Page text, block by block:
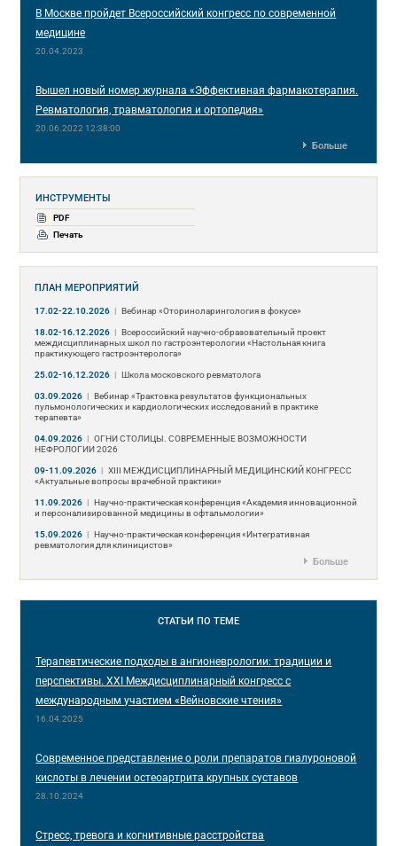
В Москве пройдет Всероссийский конгресс по современной
медицине
20.04.2023
Вышел новый номер журнала «Эффективная фармакотерапия.
Ревматология, травматология и ортопедия»
20.06.2022 12:38:00
Больше
ИНСТРУМЕНТЫ
PDF
Печать
ПЛАН МЕРОПРИЯТИЙ
17.02-22.10.2026 | Вебинар «Оториноларингология в фокусе»
18.02-16.12.2026 | Всероссийский научно-образовательный проект
междисциплинарных школ по гастроэнтерологии «Настольная книга
практикующего гастроэнтеролога»
25.02-16.12.2026 | Школа московского ревматолога
03.09.2026 | Вебинар «Трактовка результатов функциональных
пульмонологических и кардиологических исследований в практике
терапевта»
04.09.2026 | ОГНИ СТОЛИЦЫ. СОВРЕМЕННЫЕ ВОЗМОЖНОСТИ
НЕФРОЛОГИИ 2026
09-11.09.2026 | ХIII МЕЖДИСЦИПЛИНАРНЫЙ МЕДИЦИНСКИЙ КОНГРЕСС
«Актуальные вопросы врачебной практики»
11.09.2026 | Научно-практическая конференция «Академия инновационной
и персонализированной медицины в офтальмологии»
15.09.2026 | Научно-практическая конференция «Интегративная
ревматология для клиницистов»
Больше
СТАТЬИ ПО ТЕМЕ
Терапевтические подходы в ангионеврологии: традиции и
перспективы. XXI Междисциплинарный конгресс с
международным участием «Вейновские чтения»
16.04.2025
Современное представление о роли препаратов гиалуроновой
кислоты в лечении остеоартрита крупных суставов
28.10.2024
Стресс, тревога и когнитивные расстройства